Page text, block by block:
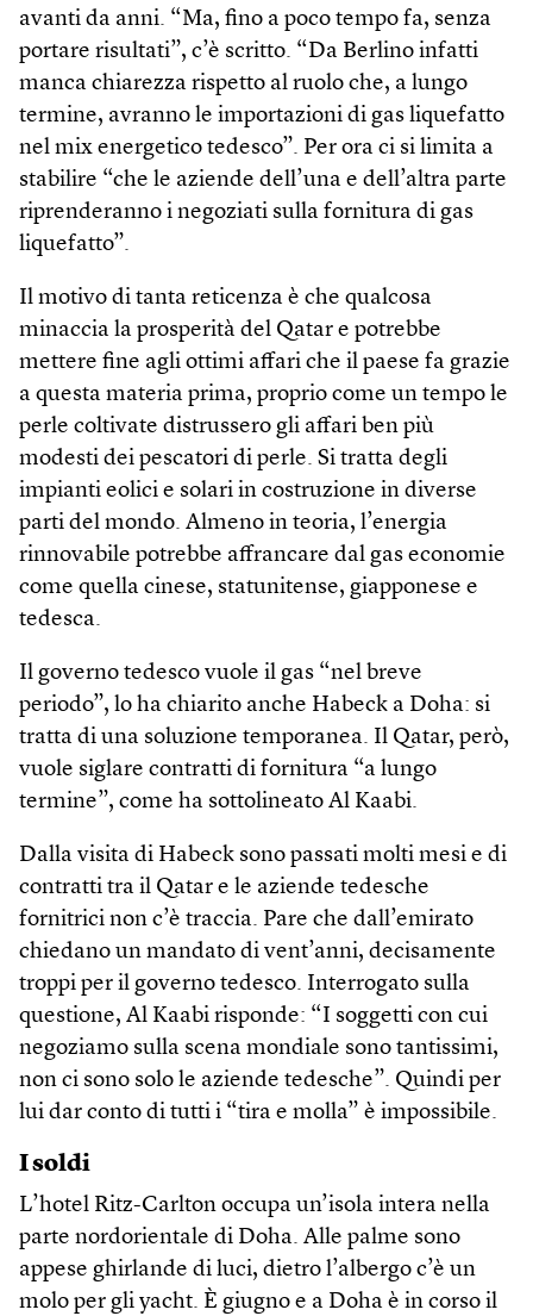
avanti da anni. “Ma, fino a poco tempo fa, senza
portare risultati”, c’è scritto. “Da Berlino infatti
manca chiarezza rispetto al ruolo che, a lungo
termine, avranno le importazioni di gas liquefatto
nel mix energetico tedesco”. Per ora ci si limita a
stabilire “che le aziende dell’una e dell’altra parte
riprenderanno i negoziati sulla fornitura di gas
liquefatto”.
Il motivo di tanta reticenza è che qualcosa
minaccia la prosperità del Qatar e potrebbe
mettere fine agli ottimi affari che il paese fa grazie
a questa materia prima, proprio come un tempo le
perle coltivate distrussero gli affari ben più
modesti dei pescatori di perle. Si tratta degli
impianti eolici e solari in costruzione in diverse
parti del mondo. Almeno in teoria, l’energia
rinnovabile potrebbe affrancare dal gas economie
come quella cinese, statunitense, giapponese e
tedesca.
Il governo tedesco vuole il gas “nel breve
periodo”, lo ha chiarito anche Habeck a Doha: si
tratta di una soluzione temporanea. Il Qatar, però,
vuole siglare contratti di fornitura “a lungo
termine”, come ha sottolineato Al Kaabi.
Dalla visita di Habeck sono passati molti mesi e di
contratti tra il Qatar e le aziende tedesche
fornitrici non c’è traccia. Pare che dall’emirato
chiedano un mandato di vent’anni, decisamente
troppi per il governo tedesco. Interrogato sulla
questione, Al Kaabi risponde: “I soggetti con cui
negoziamo sulla scena mondiale sono tantissimi,
non ci sono solo le aziende tedesche”. Quindi per
lui dar conto di tutti i “tira e molla” è impossibile.
I soldi
L’hotel Ritz-Carlton occupa un’isola intera nella
parte nordorientale di Doha. Alle palme sono
appese ghirlande di luci, dietro l’albergo c’è un
molo per gli yacht. È giugno e a Doha è in corso il